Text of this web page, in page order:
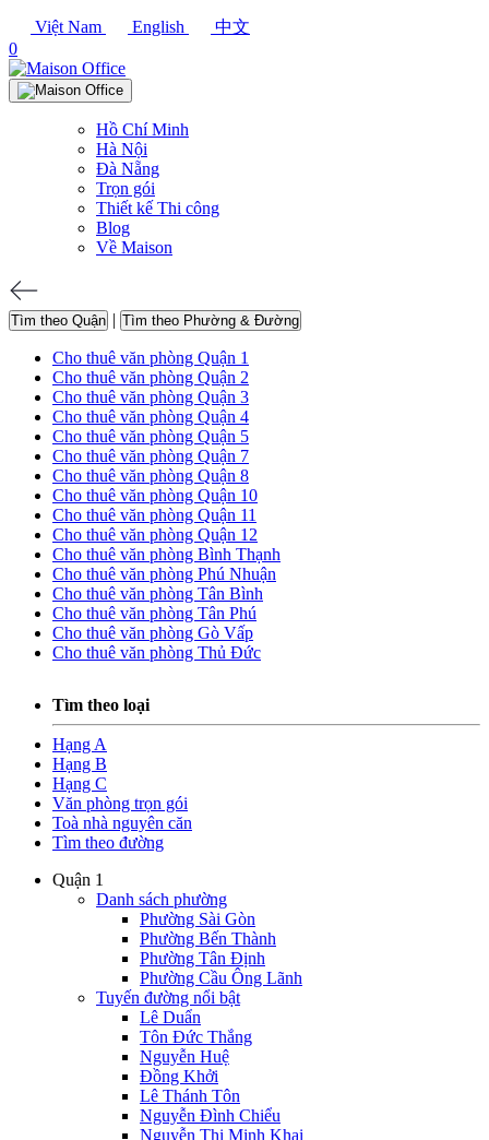
Việt Nam English
中文
0
Hồ Chí Minh
Hà Nội
Đà Nẵng
Trọn gói
Thiết kế Thi công
Blog
Về Maison
Tìm theo Quận | Tìm theo Phường & Đường
Cho thuê văn phòng Quận 1
Cho thuê văn phòng Quận 2
Cho thuê văn phòng Quận 3
Cho thuê văn phòng Quận 4
Cho thuê văn phòng Quận 5
Cho thuê văn phòng Quận 7
Cho thuê văn phòng Quận 8
Cho thuê văn phòng Quận 10
Cho thuê văn phòng Quận 11
Cho thuê văn phòng Quận 12
Cho thuê văn phòng Bình Thạnh
Cho thuê văn phòng Phú Nhuận
Cho thuê văn phòng Tân Bình
Cho thuê văn phòng Tân Phú
Cho thuê văn phòng Gò Vấp
Cho thuê văn phòng Thủ Đức
Tìm theo loại
Hạng A
Hạng B
Hạng C
Văn phòng trọn gói
Toà nhà nguyên căn
Tìm theo đường
Quận 1
Danh sách phường
Phường Sài Gòn
Phường Bến Thành
Phường Tân Định
Phường Cầu Ông Lãnh
Tuyến đường nổi bật
Lê Duẩn
Tôn Đức Thắng
Nguyễn Huệ
Đồng Khởi
Lê Thánh Tôn
Nguyễn Đình Chiểu
Nguyễn Thị Minh Khai